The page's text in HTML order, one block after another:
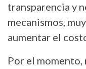
transparencia y
mecanismos,
aumentar el
Por el momento,